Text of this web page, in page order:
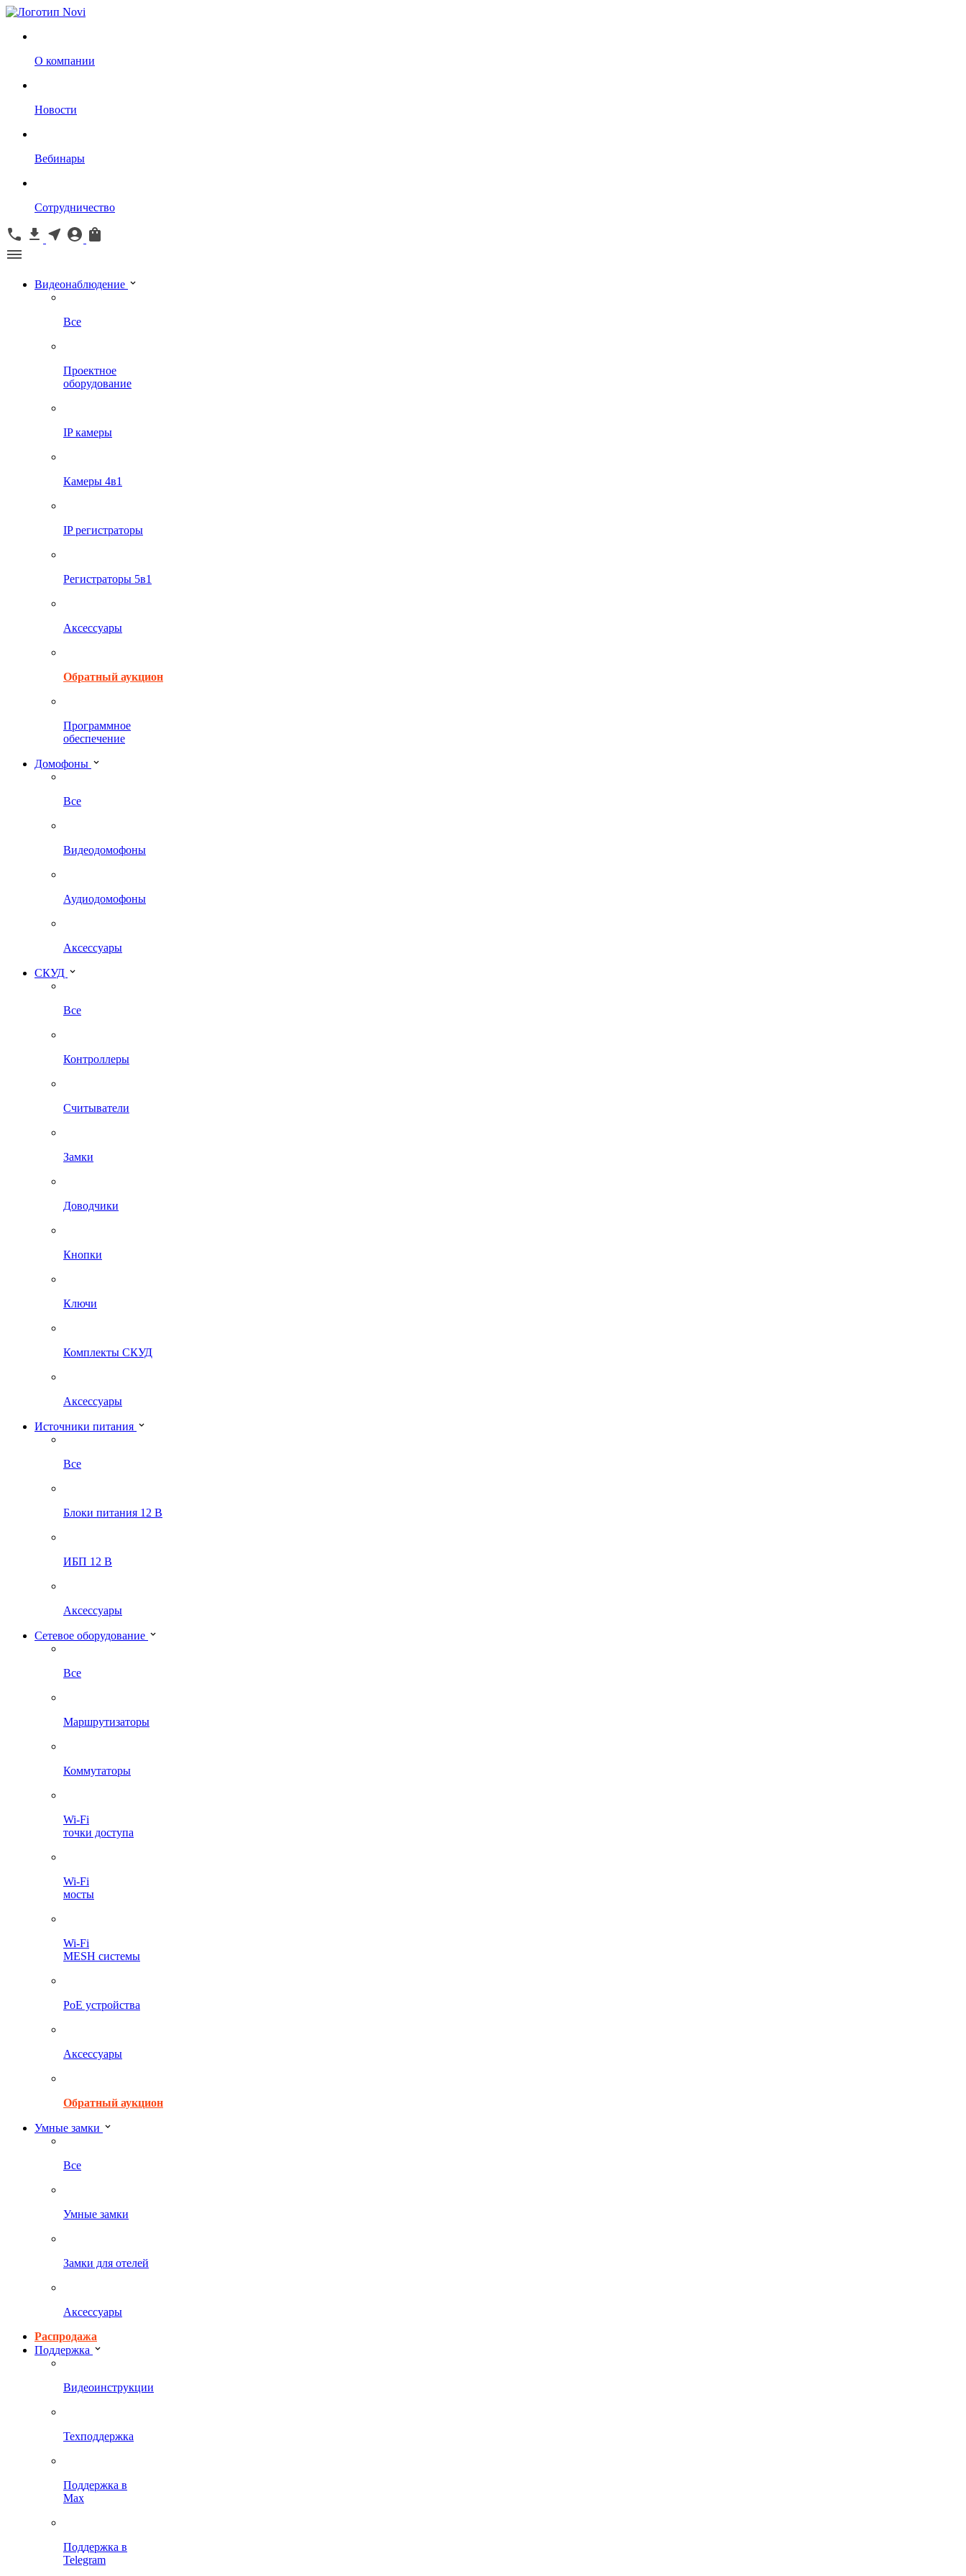
О компании
Новости
Вебинары
Сотрудничество
Видеонаблюдение
Все
Проектное
оборудование
IP камеры
Камеры 4в1
IP регистраторы
Регистраторы 5в1
Аксессуары
Обратный аукцион
Программное
обеспечение
Домофоны
Все
Видеодомофоны
Аудиодомофоны
Аксессуары
СКУД
Все
Контроллеры
Считыватели
Замки
Доводчики
Кнопки
Ключи
Комплекты СКУД
Аксессуары
Источники питания
Все
Блоки питания 12 В
ИБП 12 В
Аксессуары
Сетевое оборудование
Все
Маршрутизаторы
Коммутаторы
Wi-Fi
точки доступа
Wi-Fi
мосты
Wi-Fi
MESH системы
PoE устройства
Аксессуары
Обратный аукцион
Умные замки
Все
Умные замки
Замки для отелей
Аксессуары
Распродажа
Поддержка
Видеоинструкции
Техподдержка
Поддержка в
Max
Поддержка в
Telegram